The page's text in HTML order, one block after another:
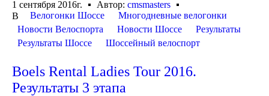
1 сентября 2016г.
Автор: cmsmasters
В
Велогонки Шоссе
Многодневные велогонки
Новости Велоспорта
Новости Шоссе
Результаты
Результаты Шоссе
Шоссейный велоспорт
Boels Rental Ladies Tour 2016.
Результаты 3 этапа